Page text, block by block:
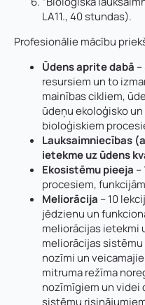
LA11., 40 stundas).
Profesionālie mācību
Ūdens aprite dabā
resursiem un to
mainības cikliem,
ūdeņu ekoloģisko
bioloģiskiem
Lauksaimniecības
ietekme uz ūdens
Ekosistēmu pieeja –
procesiem,
Meliorācija – 10
jēdzienu un
meliorācijas ietekmi
meliorācijas
nozīmi un
mitruma režīma
nozīmīgiem un videi